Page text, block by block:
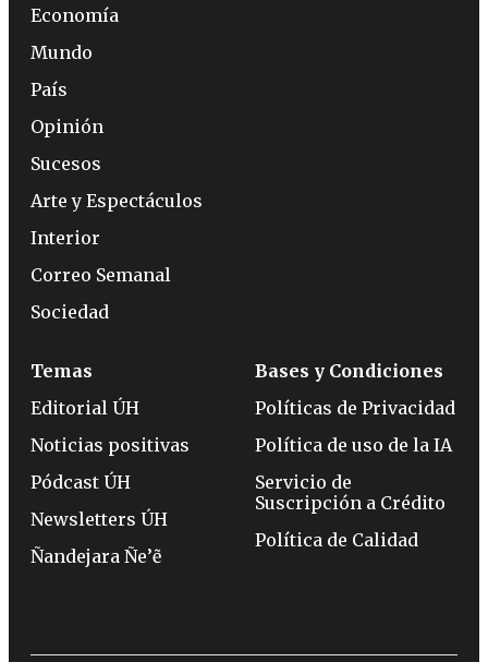
Economía
Mundo
País
Opinión
Sucesos
Arte y Espectáculos
Interior
Correo Semanal
Sociedad
Temas
Editorial ÚH
Noticias positivas
Pódcast ÚH
Newsletters ÚH
Ñandejara Ñe’ẽ
Bases y Condiciones
Políticas de Privacidad
Política de uso de la IA
Servicio de
Suscripción a Crédito
Política de Calidad